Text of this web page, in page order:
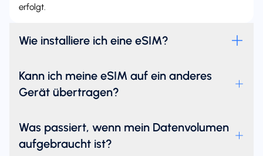
erfolgt.
Wie installiere ich eine eSIM?
Kann ich meine eSIM auf ein anderes
Gerät übertragen?
Was passiert, wenn mein Datenvolumen
aufgebraucht ist?